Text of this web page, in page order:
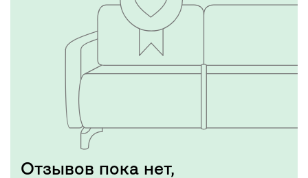
Отзывов пока нет,